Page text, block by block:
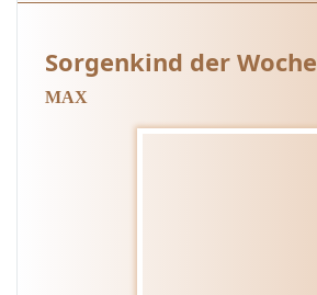
Sorgenkind der Woche
MAX